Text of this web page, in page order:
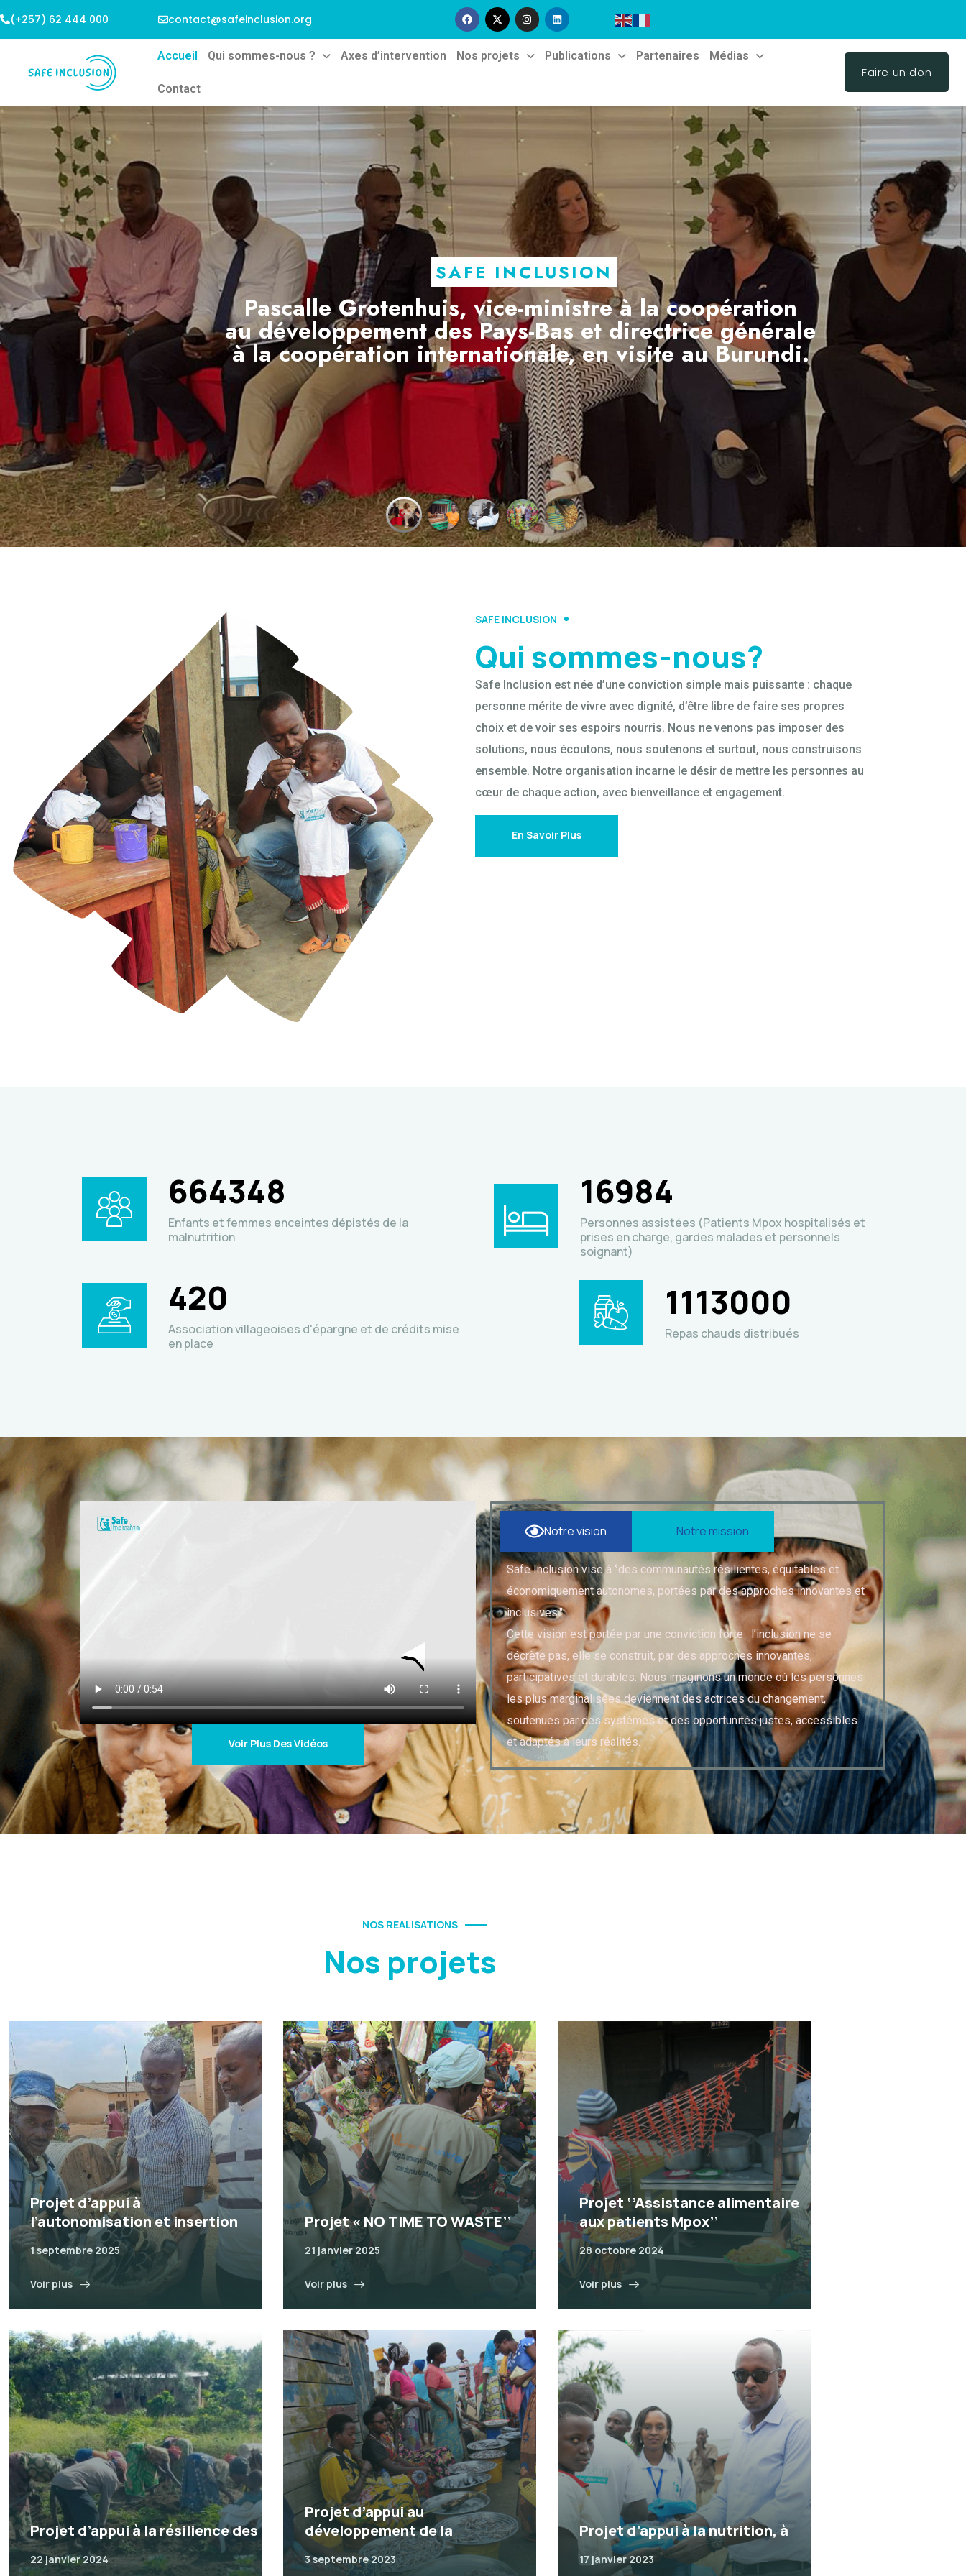
(+257) 62 444 000 contact@safeinclusion.org
Accueil Qui sommes-nous ? Axes d’intervention Nos projets Publications Partenaires Médias
Contact
Faire un don
Pascalle Grotenhuis, vice-ministre à la coopération
au développement des Pays-Bas et directrice générale
à la coopération internationale, en visite au Burundi.
SAFE INCLUSION
EN SAVOIR PLUS
SAFE INCLUSION
Qui sommes-nous?
Safe Inclusion est née d’une conviction simple mais puissante : chaque
personne mérite de vivre avec dignité, d’être libre de faire ses propres
choix et de voir ses espoirs nourris. Nous ne venons pas imposer des
solutions, nous écoutons, nous soutenons et surtout, nous construisons
ensemble. Notre organisation incarne le désir de mettre les personnes au
cœur de chaque action, avec bienveillance et engagement.
En Savoir Plus
664348
Enfants et femmes enceintes dépistés de la
malnutrition
16984
Personnes assistées (Patients Mpox hospitalisés et
prises en charge, gardes malades et personnels
soignant)
420
Association villageoises d'épargne et de crédits mise
en place
1113000
Repas chauds distribués
Voir Plus Des Vidéos
Notre vision Notre mission
Safe Inclusion vise à ‘’des communautés résilientes, équitables et
économiquement autonomes, portées par des approches innovantes et
inclusives."
Cette vision est portée par une conviction forte : l’inclusion ne se
décrète pas, elle se construit, par des approches innovantes,
participatives et durables. Nous imaginons un monde où les personnes
les plus marginalisées deviennent des actrices du changement,
soutenues par des systèmes et des opportunités justes, accessibles
et adaptés à leurs réalités.
NOS REALISATIONS
Nos projets
Projet d’appui à
l’autonomisation et insertion
1 septembre 2025
Voir plus
Projet « NO TIME TO WASTE’’
21 janvier 2025
Voir plus
Projet ‘’Assistance alimentaire
aux patients Mpox’’
28 octobre 2024
Voir plus
Projet d’appui à la résilience des
22 janvier 2024
Projet d’appui au
développement de la
3 septembre 2023
Projet d’appui à la nutrition, à
17 janvier 2023